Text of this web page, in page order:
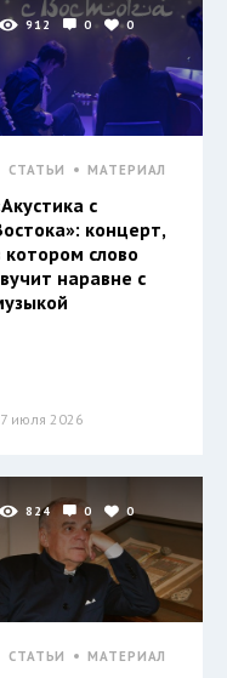
912 0 0
СТАТЬИ МАТЕРИАЛ
с
концерт,
котором слово
наравне с
июля 2026
824 0 0
СТАТЬИ МАТЕРИАЛ